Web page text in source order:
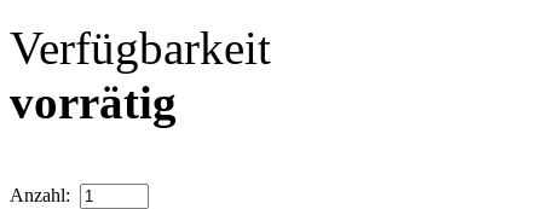
Verfügbarkeit
vorrätig
Anzahl: